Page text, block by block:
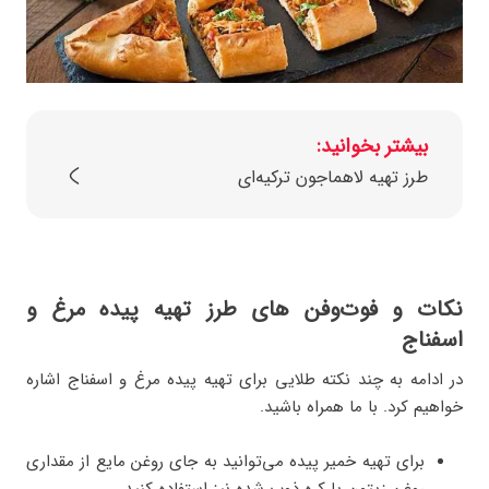
بیشتر بخوانید:
طرز تهیه لاهماجون ترکیه‌ای
نکات و فوت‌وفن‌ های طرز تهیه پیده مرغ و
اسفناج
در ادامه به چند نکته طلایی برای تهیه پیده مرغ و اسفناج اشاره
خواهیم کرد. با ما همراه باشید.
برای تهیه خمیر پیده می‌توانید به جای روغن مایع از مقداری